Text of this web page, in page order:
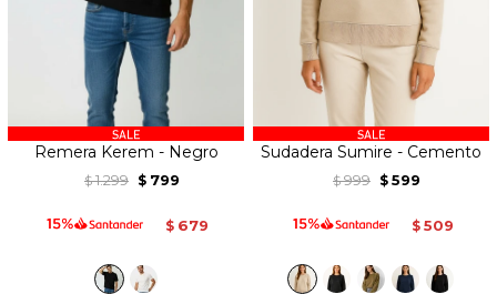
Remera Kerem - Negro
$ 1.299 $ 799
$ 679
Sudadera Sumire - Cemento
$ 999 $ 599
$ 509